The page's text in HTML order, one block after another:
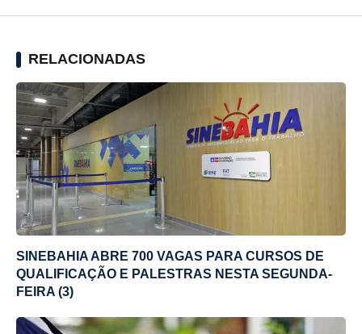
RELACIONADAS
SINEBAHIA ABRE 700 VAGAS PARA CURSOS DE
QUALIFICAÇÃO E PALESTRAS NESTA SEGUNDA-
FEIRA (3)